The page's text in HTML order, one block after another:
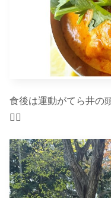
食後は運動がてら井の
🚶‍♀️